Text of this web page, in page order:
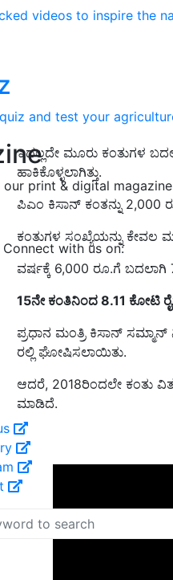
videos to inspire the
and test your
our print & digital
Connect with us on:
ಇದಲ್ಲದೇ ಮೂರು ಕಂತುಗಳ
ಹಾಕಿಕೊಳ್ಳಲಾಗಿತ್ತು.
ಪಿಎಂ ಕಿಸಾನ್ ಕಂತನ್ನು 2,000
ಕಂತುಗಳ ಸಂಖ್ಯೆಯನ್ನು ಕೇವಲ
ವರ್ಷಕ್ಕೆ 6,000 ರೂ.ಗೆ ಬದಲಾಗಿ
15ನೇ ಕಂತಿನಿಂದ 8.11 ಕೋಟಿ
ಪ್ರಧಾನ ಮಂತ್ರಿ ಕಿಸಾನ್
ರಲ್ಲಿ ಘೋಷಿಸಲಾಯಿತು.
ಆದರೆ, 2018ರಿಂದಲೇ ಕಂತು
ಮಾಡಿದೆ.